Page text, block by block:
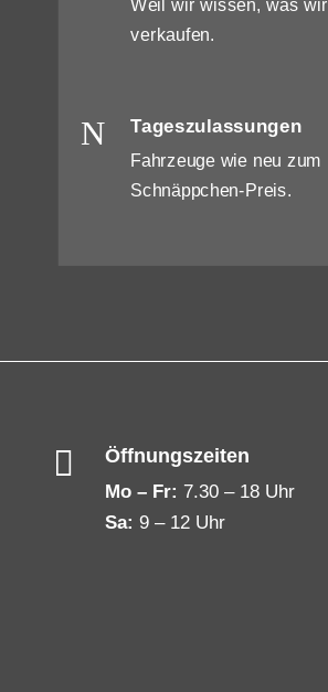
Weil wir wissen, was wir
verkaufen.
N Tageszulassungen
Fahrzeuge wie neu zum
Schnäppchen-Preis.
 Öffnungszeiten
Mo – Fr: 7.30 – 18 Uhr
Sa: 9 – 12 Uhr